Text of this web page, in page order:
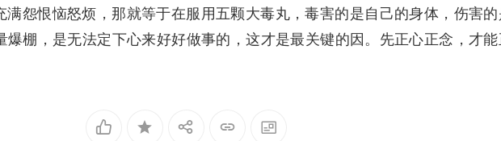
满怨恨恼怒烦，那就等于在服用五颗大毒丸，毒害的是自己的身体，伤害的
爆棚，是无法定下心来好好做事的，这才是最关键的因。先正心正念，才能